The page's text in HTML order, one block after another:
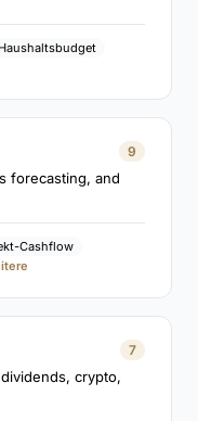
Haushaltsbudget
9
forecasting, and
Cashflow
7
crypto,